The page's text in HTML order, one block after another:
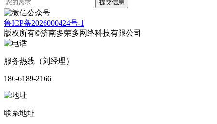
鲁ICP备2026000424号-1
版权所有©济南多荣多网络科技有限公司
服务热线（刘经理）
186-6189-2166
联系地址